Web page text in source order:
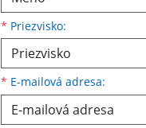
* Priezvisko:
* E-mailová adresa: